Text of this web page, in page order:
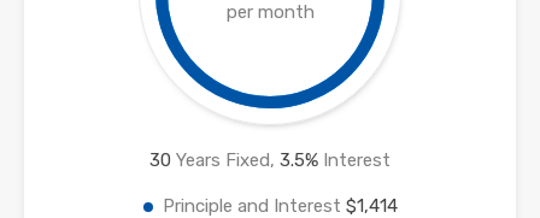
per month
30 Years Fixed, 3.5% Interest
Principle and Interest $1,414